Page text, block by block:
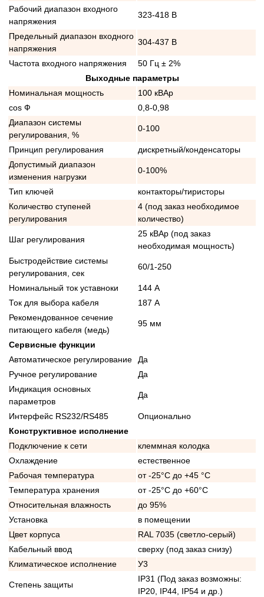
Рабочий диапазон входного
напряжения
323-418 В
Предельный диапазон входного
напряжения
304-437 В
Частота входного напряжения
50 Гц ± 2%
Выходные параметры
Номинальная мощность
100 кВАр
cos Ф
0,8-0,98
Диапазон системы
регулирования, %
0-100
Принцип регулирования
дискретный/конденсаторы
Допустимый диапазон
изменения нагрузки
0-100%
Тип ключей
контакторы/тиристоры
Количество ступеней
регулирования
4 (под заказ необходимое
количество)
Шаг регулирования
25 кВАр (под заказ
необходимая мощность)
Быстродействие системы
регулирования, сек
60/1-250
Номинальный ток уставноки
144 А
Ток для выбора кабеля
187 А
Рекомендованное сечение
питающего кабеля (медь)
95 мм
Сервисные функции
Автоматическое регулирование
Да
Ручное регулирование
Да
Индикация основных
параметров
Да
Интерфейс RS232/RS485
Опционально
Конструктивное исполнение
Подключение к сети
клеммная колодка
Охлаждение
естественное
Рабочая температура
от -25°C до +45 °C
Температура хранения
от -25°C до +60°C
Относительная влажность
до 95%
Установка
в помещении
Цвет корпуса
RAL 7035 (светло-серый)
Кабельный ввод
сверху (под заказ снизу)
Климатическое исполнение
У3
Степень защиты
IP31 (Под заказ возможны:
IP20, IP44, IP54 и др.)